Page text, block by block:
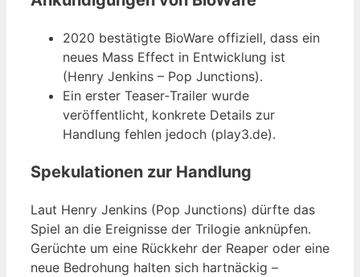
2020 bestätigte BioWare offiziell, dass ein
neues Mass Effect in Entwicklung ist
(Henry Jenkins – Pop Junctions).
Ein erster Teaser‑Trailer wurde
veröffentlicht, konkrete Details zur
Handlung fehlen jedoch (play3.de).
Spekulationen zur Handlung
Laut Henry Jenkins (Pop Junctions) dürfte das
Spiel an die Ereignisse der Trilogie anknüpfen.
Gerüchte um eine Rückkehr der Reaper oder eine
neue Bedrohung halten sich hartnäckig –